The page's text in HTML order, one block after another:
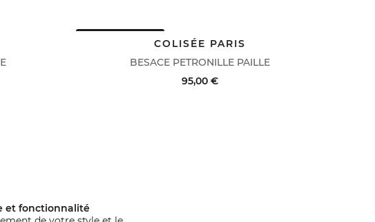
ACHAT RAPIDE VOIR LE DÉTAIL
BESACE PETRONILLE PAILLE
COLISÉE PARIS
95,00 €
et fonctionnalité